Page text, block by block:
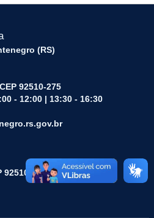
(RS)
92510-275
- 12:00 | 13:30 - 16:30
92510-045